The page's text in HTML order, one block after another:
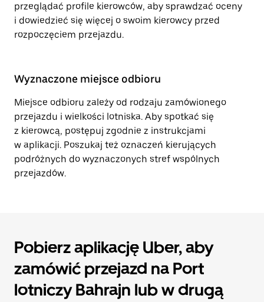
przeglądać profile kierowców, aby sprawdzać oceny
i dowiedzieć się więcej o swoim kierowcy przed
rozpoczęciem przejazdu.
Wyznaczone miejsce odbioru
Miejsce odbioru zależy od rodzaju zamówionego
przejazdu i wielkości lotniska. Aby spotkać się
z kierowcą, postępuj zgodnie z instrukcjami
w aplikacji. Poszukaj też oznaczeń kierujących
podróżnych do wyznaczonych stref wspólnych
przejazdów.
Pobierz aplikację Uber, aby
zamówić przejazd na Port
lotniczy Bahrajn lub w drugą